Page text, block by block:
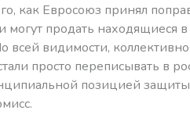
как Евросоюз принял
продать находящиеся
всей видимости,
просто переписывать в
позицией